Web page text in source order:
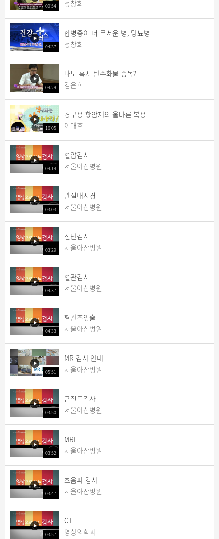
00:54 정창희
04:37
합병증이 더 무서운 병, 당뇨병
정창희
04:29
나도 혹시 탄수화물 중독?
김은희
16:05
경구용 항암제의 올바른 복용
이대호
04:14
혈압검사
서울아산병원
03:03
관절내시경
서울아산병원
03:29
진단검사
서울아산병원
04:37
혈관검사
서울아산병원
04:33
혈관조영술
서울아산병원
05:51
MR 검사 안내
서울아산병원
03:50
근전도검사
서울아산병원
03:52
MRI
서울아산병원
03:47
초음파 검사
서울아산병원
03:57
CT
영상의학과